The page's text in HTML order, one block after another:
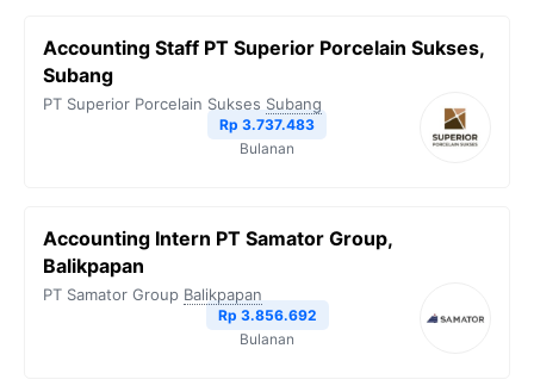
Accounting Staff PT Superior Porcelain Sukses,
Subang
PT Superior Porcelain Sukses Subang
Rp 3.737.483
Bulanan
Accounting Intern PT Samator Group,
Balikpapan
PT Samator Group Balikpapan
Rp 3.856.692
Bulanan